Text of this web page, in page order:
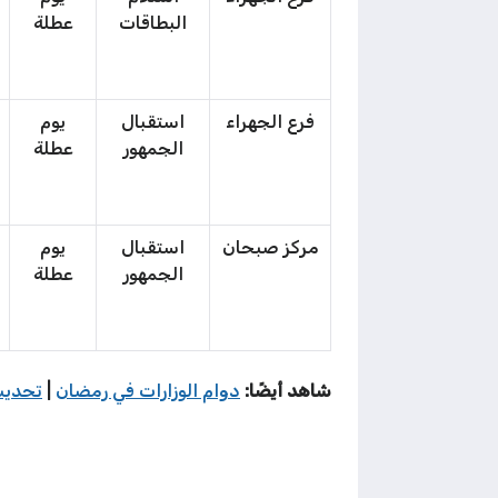
البطاقات
عطلة
فرع الجهراء
استقبال
الجمهور
يوم
عطلة
مركز صبحان
استقبال
الجمهور
يوم
عطلة
شاهد أيضًا: دوام الوزارات في رمضان